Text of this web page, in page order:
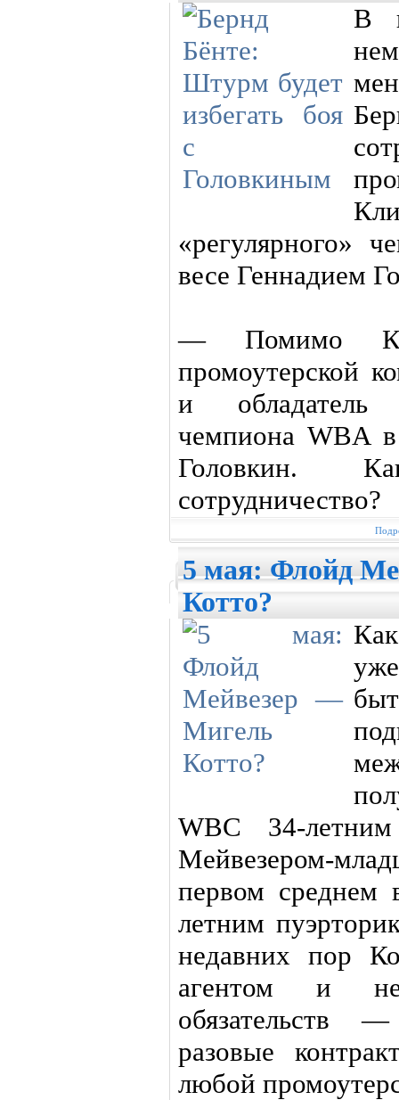
В
«регулярного»
весе Геннадием
— Помимо
промоутерской
и обладатель
чемпиона WBA
Головкин.
сотрудничество?
5 мая: Флойд
Котто?
WBC 34-
Мейвезером-
первом среднем
летним
недавних пор
агентом и не
обязательств
разовые
любой